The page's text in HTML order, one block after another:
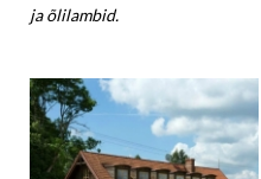
ja õlilambid.